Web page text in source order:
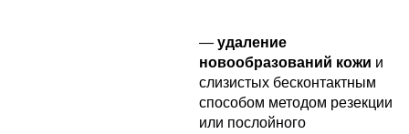
— удаление
новообразований кожи и
слизистых бесконтактным
способом методом резекции
или послойного